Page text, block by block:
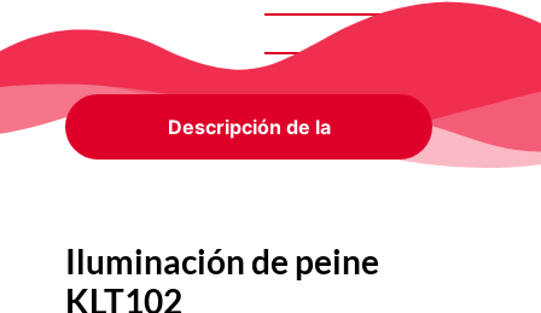
Descripción de la
Iluminación de peine
KLT102